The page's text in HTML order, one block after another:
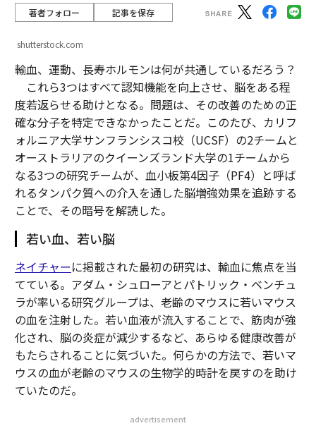
著者フォロー 記事を保存
shutterstock.com
輸血、運動、長寿ホルモンは何が共通しているだろう？
これら3つはすべて認知機能を向上させ、脳をある程
度若返らせる助けとなる。問題は、その改善のための正
確な分子を特定できなかったことだ。このたび、カリフ
ォルニア大学サンフランシスコ校（UCSF）の2チームと
オーストラリアのクイーンズランド大学の1チームから
なる3つの研究チームが、血小板第4因子（PF4）と呼ば
れるタンパク質への介入を通した脳増強効果を追跡する
ことで、その暗号を解読した。
若い血、若い脳
ネイチャーに掲載された最初の研究は、輸血に焦点を当
てている。アダム・シュローアとパトリック・ベンチュ
ラが率いる研究グループは、老齢のマウスに若いマウス
の血を注射した。若い血液が流入することで、筋肉が強
化され、脳の炎症が減少するなど、あらゆる健康改善が
もたらされることに気づいた。何らかの方法で、若いマ
ウスの血が老齢のマウスの生物学的時計を戻すのを助け
ていたのだ。
advertisement